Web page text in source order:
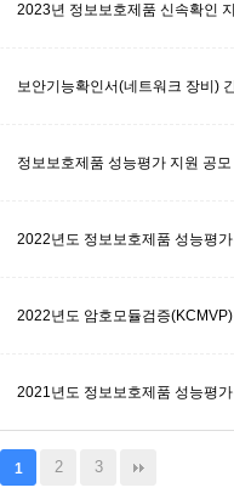
2023년 정보보호제품 신속확인
보안기능확인서(네트워크 장비)
정보보호제품 성능평가 지원 공
2022년도 정보보호제품 성능평가
2022년도 암호모듈검증
2021년도 정보보호제품 성능평가
1 2 3